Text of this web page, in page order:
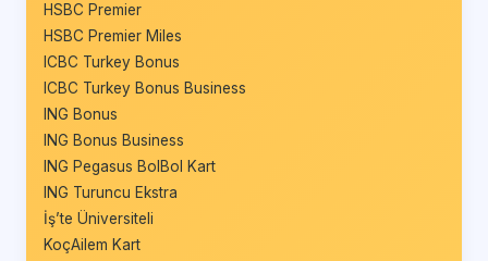
HSBC Premier
HSBC Premier Miles
ICBC Turkey Bonus
ICBC Turkey Bonus Business
ING Bonus
ING Bonus Business
ING Pegasus BolBol Kart
ING Turuncu Ekstra
İş’te Üniversiteli
KoçAilem Kart